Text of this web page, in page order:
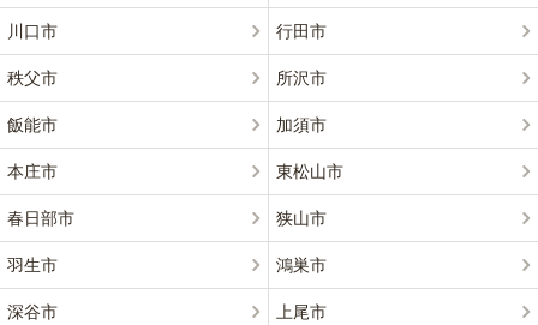
川口市 行田市
秩父市 所沢市
飯能市 加須市
本庄市 東松山市
春日部市 狭山市
羽生市 鴻巣市
深谷市 上尾市